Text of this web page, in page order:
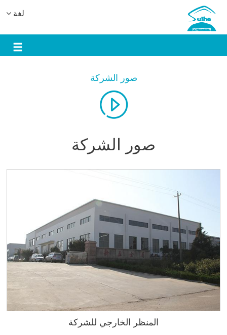
لغة
صور الشركة
صور الشركة
المنظر الخارجي للشركة